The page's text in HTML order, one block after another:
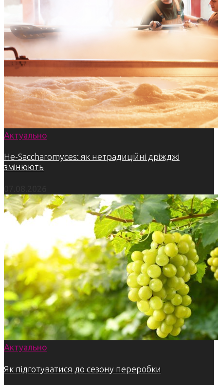
Актуально
Не-Saccharomyces: як нетрадиційні дріжджі
змінюють
Актуально
Як підготуватися до сезону переробки